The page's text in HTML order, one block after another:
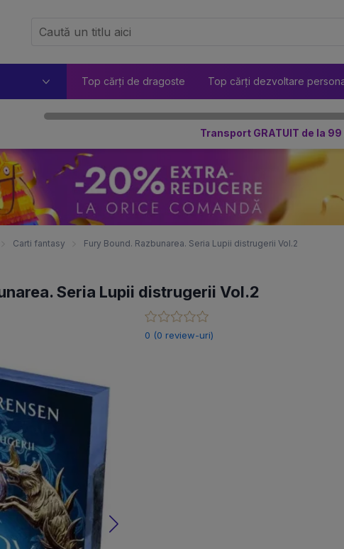
Top cărți de dragoste Top cărți dezvoltare
Transport GRATUIT de la 99
Carti fantasy Fury Bound. Razbunarea. Seria Lupii distrugerii Vol.2
Seria Lupii distrugerii Vol.2
0 (0 review-uri)